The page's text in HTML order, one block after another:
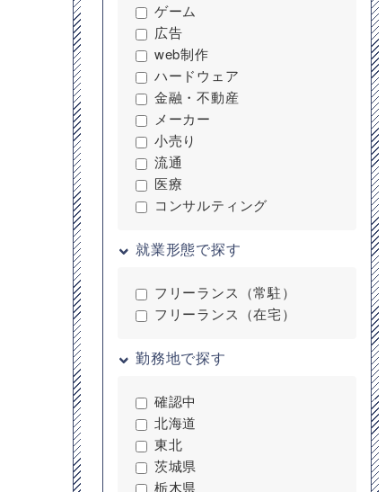
ゲーム
広告
web制作
ハードウェア
金融・不動産
メーカー
小売り
流通
医療
コンサルティング
就業形態で探す
フリーランス（常駐）
フリーランス（在宅）
勤務地で探す
確認中
北海道
東北
茨城県
栃木県